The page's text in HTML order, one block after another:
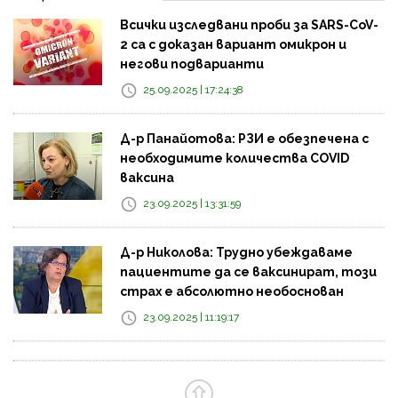
Всички изследвани проби за SARS-CoV-
2 са с доказан вариант омикрон и
негови подварианти
25.09.2025 | 17:24:38
Д-р Панайотова: РЗИ е обезпечена с
необходимите количества COVID
ваксина
23.09.2025 | 13:31:59
Д-р Николова: Трудно убеждаваме
пациентите да се ваксинират, този
страх е абсолютно необоснован
23.09.2025 | 11:19:17